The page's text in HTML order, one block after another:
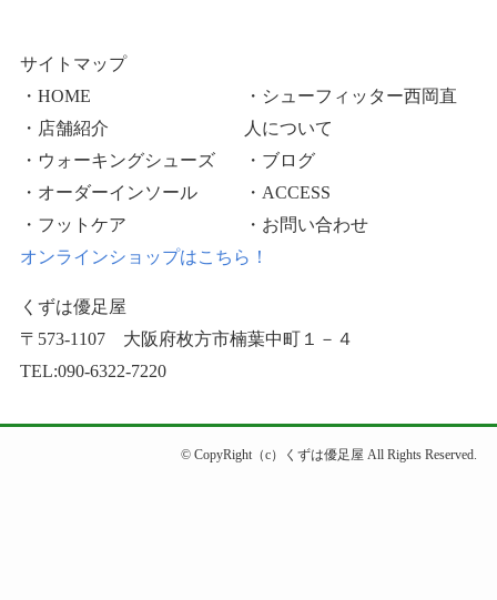
サイトマップ
・HOME
・店舗紹介
・ウォーキングシューズ
・オーダーインソール
・フットケア
・シューフィッター西岡直
人について
・ブログ
・ACCESS
・お問い合わせ
オンラインショップはこちら！
くずは優足屋
〒573-1107 大阪府枚方市楠葉中町１－４
TEL:090-6322-7220
© CopyRight（c）くずは優足屋 All Rights Reserved.